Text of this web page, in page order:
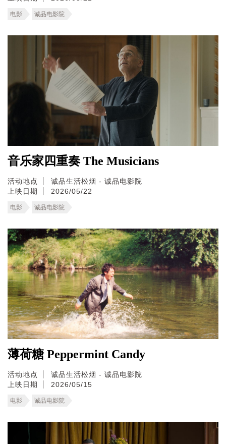
电影 诚品电影院
音乐家四重奏 The Musicians
活动地点
诚品生活松烟 - 诚品电影院
上映日期
2026/05/22
电影 诚品电影院
薄荷糖 Peppermint Candy
活动地点
诚品生活松烟 - 诚品电影院
上映日期
2026/05/15
电影 诚品电影院